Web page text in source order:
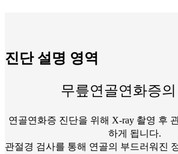
진단 설명 영역
무릎연골연화증의
연골연화증 진단을 위해 X-ray 촬영 후
하게 됩니다.
관절경 검사를 통해 연골의 부드러워진